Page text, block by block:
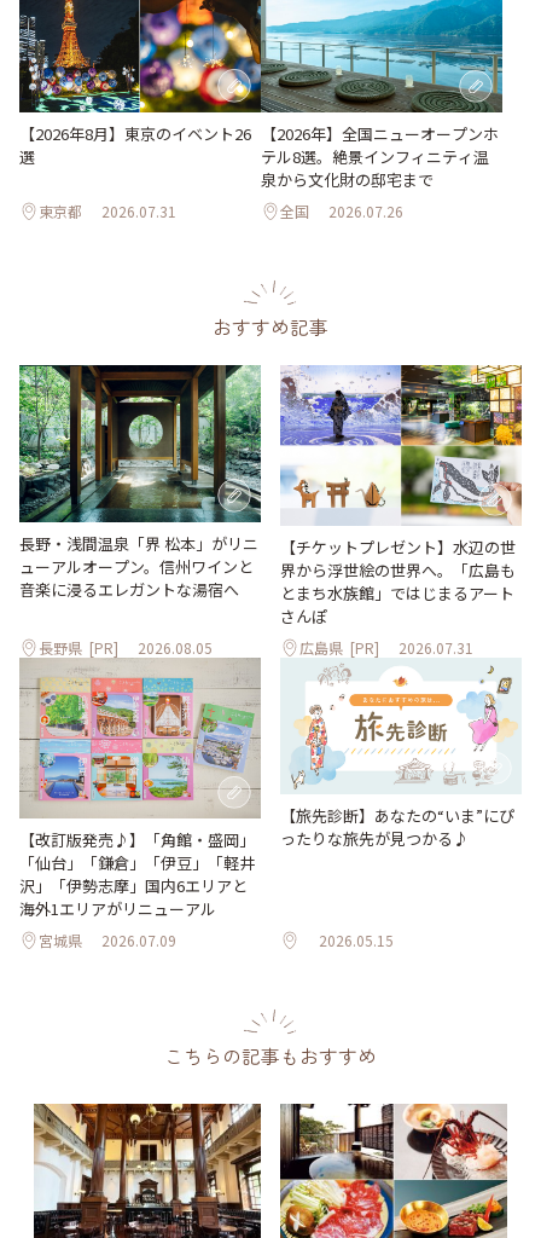
【2026年8月】東京のイベント26
選
東京都 2026.07.31
【2026年】全国ニューオープンホ
テル8選。絶景インフィニティ温
泉から文化財の邸宅まで
全国 2026.07.26
おすすめ記事
長野・浅間温泉「界 松本」がリニ
ューアルオープン。信州ワインと
音楽に浸るエレガントな湯宿へ
長野県 [PR] 2026.08.05
【チケットプレゼント】水辺の世
界から浮世絵の世界へ。「広島も
とまち水族館」ではじまるアート
さんぽ
広島県 [PR] 2026.07.31
【改訂版発売♪】「角館・盛岡」
「仙台」「鎌倉」「伊豆」「軽井
沢」「伊勢志摩」国内6エリアと
海外1エリアがリニューアル
宮城県 2026.07.09
【旅先診断】あなたの“いま”にぴ
ったりな旅先が見つかる♪
2026.05.15
こちらの記事もおすすめ